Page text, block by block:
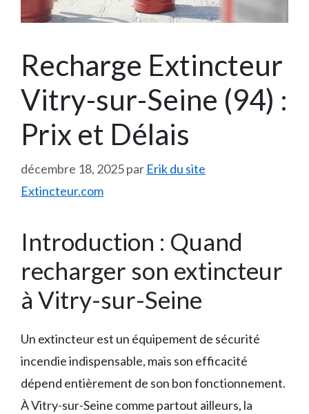
Recharge Extincteur
Vitry-sur-Seine (94) :
Prix et Délais
décembre 18, 2025par Erik du site
Extincteur.com
Introduction : Quand
recharger son extincteur
à Vitry-sur-Seine
Un extincteur est un équipement de sécurité
incendie indispensable, mais son efficacité
dépend entièrement de son bon fonctionnement.
À Vitry-sur-Seine comme partout ailleurs, la